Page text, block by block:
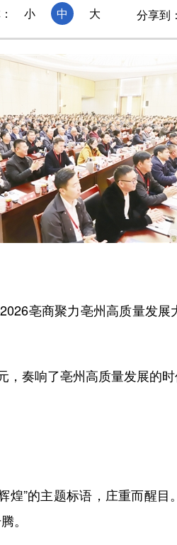
小 中 大 分享到：
亳商聚力亳州高质量发展
奏响了亳州高质量发展的时
”的主题标语，庄重而醒目
。